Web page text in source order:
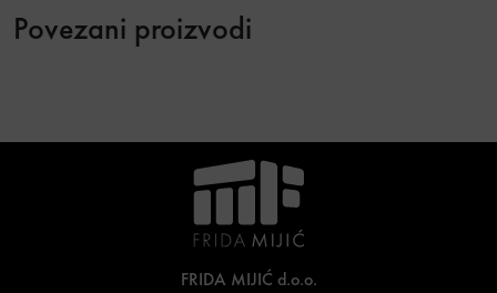
Povezani proizvodi
FRIDA MIJIĆ d.o.o.